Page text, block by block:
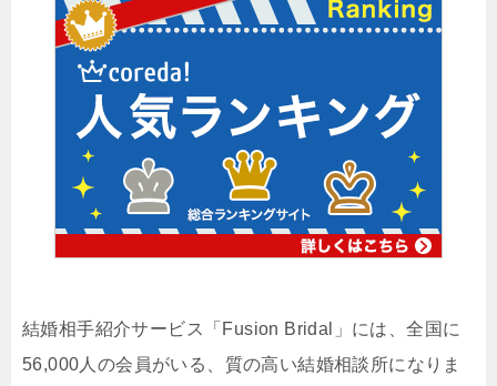
結婚相手紹介サービス「Fusion Bridal」には、全国に
56,000人の会員がいる、質の高い結婚相談所になりま